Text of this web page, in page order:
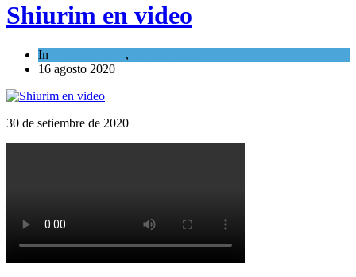
Shiurim en video
In ,
16 agosto 2020
30 de setiembre de 2020